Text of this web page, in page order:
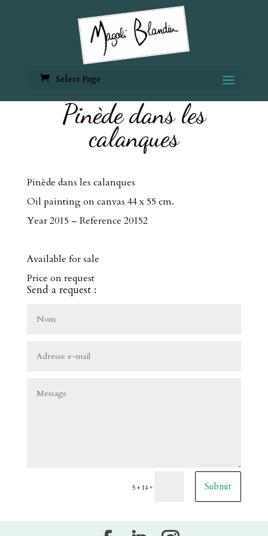
Select Page
Pinède dans les
calanques
Pinède dans les calanques
Oil painting on canvas 44 x 55 cm.
Year 2015 – Reference 20152
Available for sale
Price on request
Send a request :
5 + 14 = Submit